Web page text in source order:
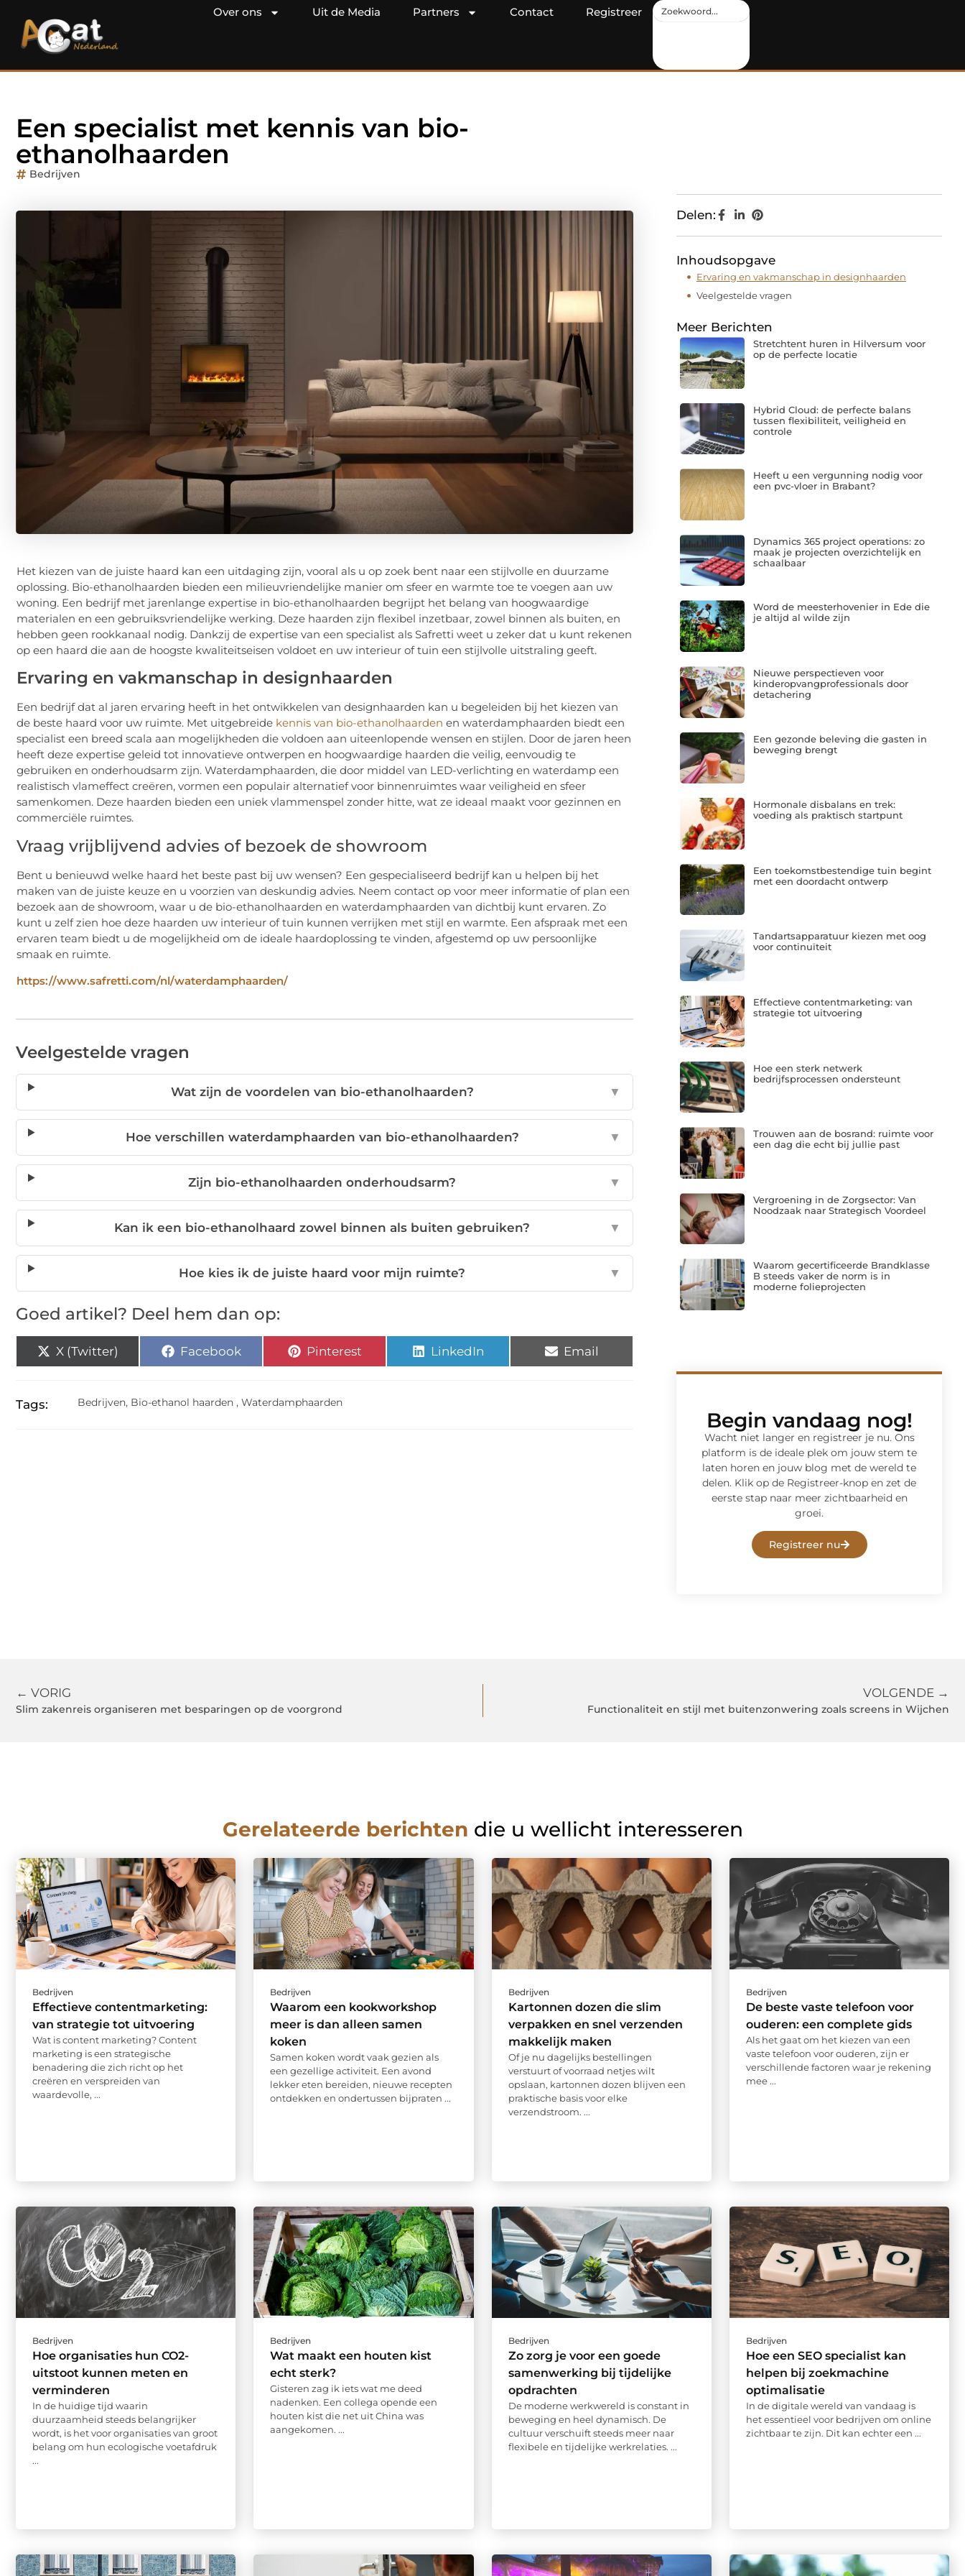
Over ons Uit de Media Partners Contact Registreer
Een specialist met kennis van bio-
ethanolhaarden
Bedrijven
Het kiezen van de juiste haard kan een uitdaging zijn, vooral als u op zoek bent naar een stijlvolle en duurzame
oplossing. Bio-ethanolhaarden bieden een milieuvriendelijke manier om sfeer en warmte toe te voegen aan uw
woning. Een bedrijf met jarenlange expertise in bio-ethanolhaarden begrijpt het belang van hoogwaardige
materialen en een gebruiksvriendelijke werking. Deze haarden zijn flexibel inzetbaar, zowel binnen als buiten, en
hebben geen rookkanaal nodig. Dankzij de expertise van een specialist als Safretti weet u zeker dat u kunt rekenen
op een haard die aan de hoogste kwaliteitseisen voldoet en uw interieur of tuin een stijlvolle uitstraling geeft.
Ervaring en vakmanschap in designhaarden
Een bedrijf dat al jaren ervaring heeft in het ontwikkelen van designhaarden kan u begeleiden bij het kiezen van
de beste haard voor uw ruimte. Met uitgebreide kennis van bio-ethanolhaarden en waterdamphaarden biedt een
specialist een breed scala aan mogelijkheden die voldoen aan uiteenlopende wensen en stijlen. Door de jaren heen
heeft deze expertise geleid tot innovatieve ontwerpen en hoogwaardige haarden die veilig, eenvoudig te
gebruiken en onderhoudsarm zijn. Waterdamphaarden, die door middel van LED-verlichting en waterdamp een
realistisch vlameffect creëren, vormen een populair alternatief voor binnenruimtes waar veiligheid en sfeer
samenkomen. Deze haarden bieden een uniek vlammenspel zonder hitte, wat ze ideaal maakt voor gezinnen en
commerciële ruimtes.
Vraag vrijblijvend advies of bezoek de showroom
Bent u benieuwd welke haard het beste past bij uw wensen? Een gespecialiseerd bedrijf kan u helpen bij het
maken van de juiste keuze en u voorzien van deskundig advies. Neem contact op voor meer informatie of plan een
bezoek aan de showroom, waar u de bio-ethanolhaarden en waterdamphaarden van dichtbij kunt ervaren. Zo
kunt u zelf zien hoe deze haarden uw interieur of tuin kunnen verrijken met stijl en warmte. Een afspraak met een
ervaren team biedt u de mogelijkheid om de ideale haardoplossing te vinden, afgestemd op uw persoonlijke
smaak en ruimte.
https://www.safretti.com/nl/waterdamphaarden/
Veelgestelde vragen
Wat zijn de voordelen van bio-ethanolhaarden? ▼
Hoe verschillen waterdamphaarden van bio-ethanolhaarden? ▼
Zijn bio-ethanolhaarden onderhoudsarm? ▼
Kan ik een bio-ethanolhaard zowel binnen als buiten gebruiken? ▼
Hoe kies ik de juiste haard voor mijn ruimte? ▼
Goed artikel? Deel hem dan op:
X (Twitter) Facebook Pinterest LinkedIn Email
Tags: Bedrijven, Bio-ethanol haarden , Waterdamphaarden
Delen:
Inhoudsopgave
Ervaring en vakmanschap in designhaarden
Veelgestelde vragen
Meer Berichten
Stretchtent huren in Hilversum voor
op de perfecte locatie
Hybrid Cloud: de perfecte balans
tussen flexibiliteit, veiligheid en
controle
Heeft u een vergunning nodig voor
een pvc-vloer in Brabant?
Dynamics 365 project operations: zo
maak je projecten overzichtelijk en
schaalbaar
Word de meesterhovenier in Ede die
je altijd al wilde zijn
Nieuwe perspectieven voor
kinderopvangprofessionals door
detachering
Een gezonde beleving die gasten in
beweging brengt
Hormonale disbalans en trek:
voeding als praktisch startpunt
Een toekomstbestendige tuin begint
met een doordacht ontwerp
Tandartsapparatuur kiezen met oog
voor continuïteit
Effectieve contentmarketing: van
strategie tot uitvoering
Hoe een sterk netwerk
bedrijfsprocessen ondersteunt
Trouwen aan de bosrand: ruimte voor
een dag die echt bij jullie past
Vergroening in de Zorgsector: Van
Noodzaak naar Strategisch Voordeel
Waarom gecertificeerde Brandklasse
B steeds vaker de norm is in
moderne folieprojecten
Begin vandaag nog!
Wacht niet langer en registreer je nu. Ons
platform is de ideale plek om jouw stem te
laten horen en jouw blog met de wereld te
delen. Klik op de Registreer-knop en zet de
eerste stap naar meer zichtbaarheid en
groei.
Registreer nu
← VORIG
Slim zakenreis organiseren met besparingen op de voorgrond
VOLGENDE →
Functionaliteit en stijl met buitenzonwering zoals screens in Wijchen
Gerelateerde berichten die u wellicht interesseren
Bedrijven
Effectieve contentmarketing:
van strategie tot uitvoering
Wat is content marketing? Content
marketing is een strategische
benadering die zich richt op het
creëren en verspreiden van
waardevolle, ...
Bedrijven
Waarom een kookworkshop
meer is dan alleen samen
koken
Samen koken wordt vaak gezien als
een gezellige activiteit. Een avond
lekker eten bereiden, nieuwe recepten
ontdekken en ondertussen bijpraten ...
Bedrijven
Kartonnen dozen die slim
verpakken en snel verzenden
makkelijk maken
Of je nu dagelijks bestellingen
verstuurt of voorraad netjes wilt
opslaan, kartonnen dozen blijven een
praktische basis voor elke
verzendstroom. ...
Bedrijven
De beste vaste telefoon voor
ouderen: een complete gids
Als het gaat om het kiezen van een
vaste telefoon voor ouderen, zijn er
verschillende factoren waar je rekening
mee ...
Bedrijven
Hoe organisaties hun CO2-
uitstoot kunnen meten en
verminderen
In de huidige tijd waarin
duurzaamheid steeds belangrijker
wordt, is het voor organisaties van groot
belang om hun ecologische voetafdruk
...
Bedrijven
Wat maakt een houten kist
echt sterk?
Gisteren zag ik iets wat me deed
nadenken. Een collega opende een
houten kist die net uit China was
aangekomen. ...
Bedrijven
Zo zorg je voor een goede
samenwerking bij tijdelijke
opdrachten
De moderne werkwereld is constant in
beweging en heel dynamisch. De
cultuur verschuift steeds meer naar
flexibele en tijdelijke werkrelaties. ...
Bedrijven
Hoe een SEO specialist kan
helpen bij zoekmachine
optimalisatie
In de digitale wereld van vandaag is
het essentieel voor bedrijven om online
zichtbaar te zijn. Dit kan echter een ...